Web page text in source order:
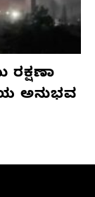
ಅನುಭವ